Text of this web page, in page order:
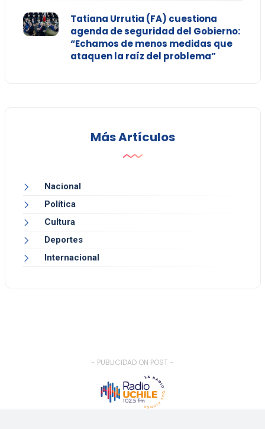
Tatiana Urrutia (FA) cuestiona
agenda de seguridad del Gobierno:
“Echamos de menos medidas que
ataquen la raíz del problema”
Más Artículos
Nacional
Política
Cultura
Deportes
Internacional
- PUBLICIDAD ON POST -